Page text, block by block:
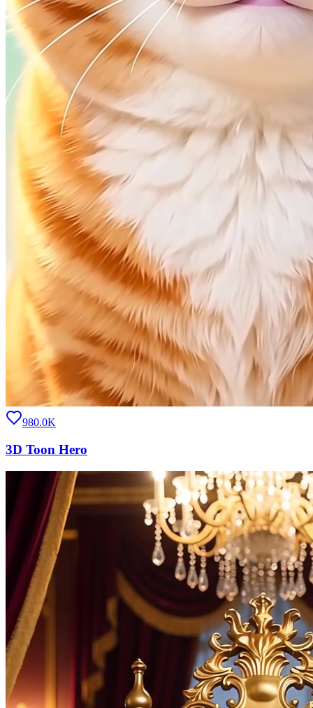
980.0K
3D Toon Hero